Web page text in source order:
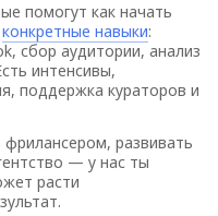
помогут как начать
конкретные навыки:
сбор аудитории, анализ
интенсивы,
поддержка кураторов и
развивать
— у нас ты
расти